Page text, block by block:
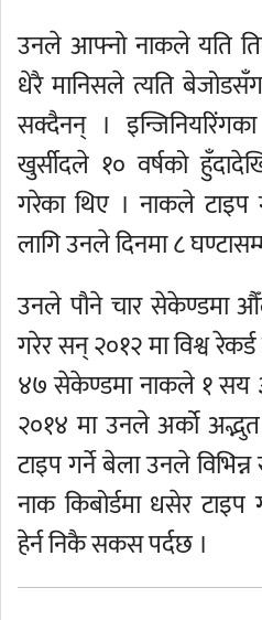
उनले आफ्नो नाकले यति
धेरै मानिसले त्यति
सक्दैनन् । इन्जिनियरिंगका
खुर्सीदले १० वर्षको
गरेका थिए । नाकले टाइप
लागि उनले दिनमा ८
उनले पौने चार सेकेण्डमा
गरेर सन् २०१२ मा विश्व
४७ सेकेण्डमा नाकले १ सय
२०१४ मा उनले अर्को
टाइप गर्ने बेला उनले
नाक किबोर्डमा धसेर
हेर्न निकै सकस पर्दछ ।